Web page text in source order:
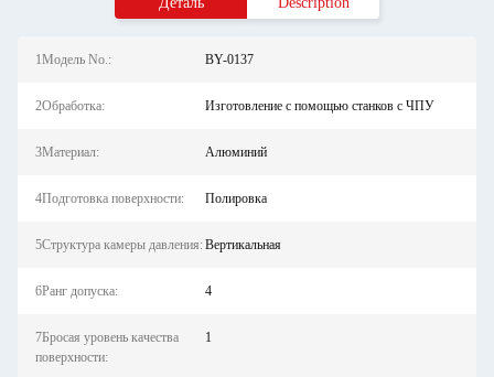
1Модель No.: BY-0137
2Обработка: Изготовление с помощью станков с ЧПУ
3Материал: Алюминий
4Подготовка поверхности: Полировка
5Структура камеры давления:Вертикальная
6Ранг допуска: 4
7Бросая уровень качества
поверхности:
1